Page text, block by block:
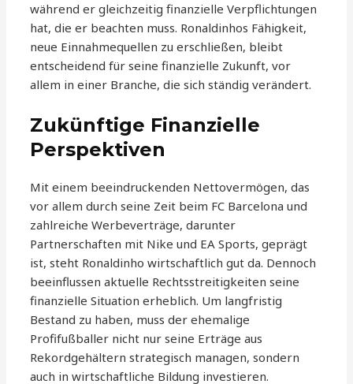
während er gleichzeitig finanzielle Verpflichtungen
hat, die er beachten muss. Ronaldinhos Fähigkeit,
neue Einnahmequellen zu erschließen, bleibt
entscheidend für seine finanzielle Zukunft, vor
allem in einer Branche, die sich ständig verändert.
Zukünftige Finanzielle
Perspektiven
Mit einem beeindruckenden Nettovermögen, das
vor allem durch seine Zeit beim FC Barcelona und
zahlreiche Werbeverträge, darunter
Partnerschaften mit Nike und EA Sports, geprägt
ist, steht Ronaldinho wirtschaftlich gut da. Dennoch
beeinflussen aktuelle Rechtsstreitigkeiten seine
finanzielle Situation erheblich. Um langfristig
Bestand zu haben, muss der ehemalige
Profifußballer nicht nur seine Erträge aus
Rekordgehältern strategisch managen, sondern
auch in wirtschaftliche Bildung investieren.